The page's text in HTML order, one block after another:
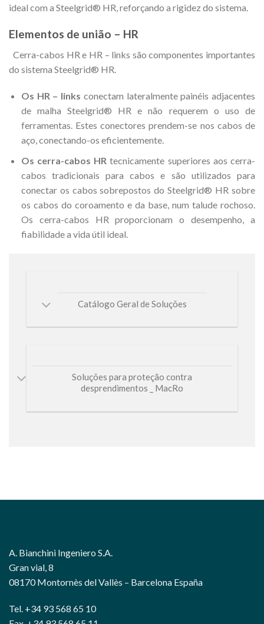
ideal com a Steelgrid® HR, reforçando a rigidez do sistema.
Elementos de união – HR
Cerra-cabos HR e HR – links são componentes importantes
do sistema Steelgrid® HR.
Os HR – links conectam lateralmente painéis adjacentes
de malha Steelgrid® HR e não requerem o uso de
ferramentas. Estes conectores prendem-se nos cabos de
aço, conectando-os eficientemente.
Os cerra-cabos HRtecnicamente superiores aos cerra-
cabos tradicionais para cabos e são utilizados para
conectar os cabos sobrepostos do Steelgrid® HR sobre
os cabos do coroamento e da base, num talude rochoso.
Os cerra-cabos HR proporcionam o desempenho, a
fiabilidade a vida útil ideal.
Catálogo Geral de Soluções
Soluções para proteção contra
desprendimentos _ MacRo
A. Bianchini Ingeniero S.A.
Gran vial, 8
08170 Montornès del Vallès – Barcelona España
Tel. +34 93 568 65 10